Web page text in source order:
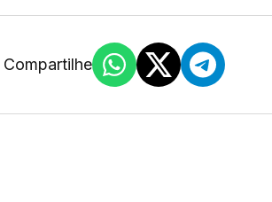
Compartilhe